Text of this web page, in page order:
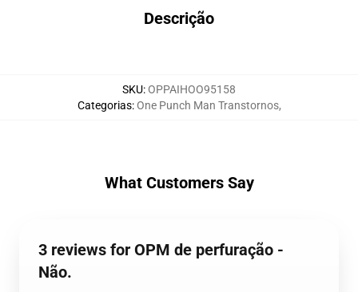
Descrição
SKU:OPPAIHOO95158
Categorias:One Punch Man Transtornos,
What Customers Say
3 reviews for OPM de perfuração -
Não.